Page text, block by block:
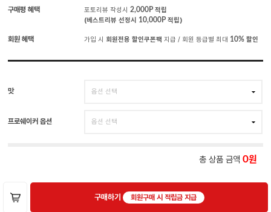
구매평 혜택 포토리뷰 작성시 2,000P적립
(베스트리뷰 선정시 10,000P적립)
회원 혜택 가입 시 회원전용 할인쿠폰팩 지급 / 회원 등급별 최대 10%할인
맛
프로쉐이커 옵션
총 상품 금액 0
구매하기 회원구매 시 적립금 지급